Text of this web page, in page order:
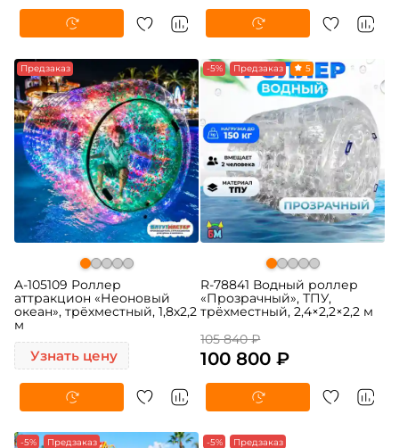
Предзаказ
A-105109 Роллер
аттракцион «Неоновый
океан», трёхместный, 1,8х2,2
м
Узнать цену
-5% Предзаказ 5
R-78841 Водный роллер
«Прозрачный», ТПУ,
трёхместный, 2,4×2,2×2,2 м
105 840 ₽
100 800 ₽
-5% Предзаказ -5% Предзаказ